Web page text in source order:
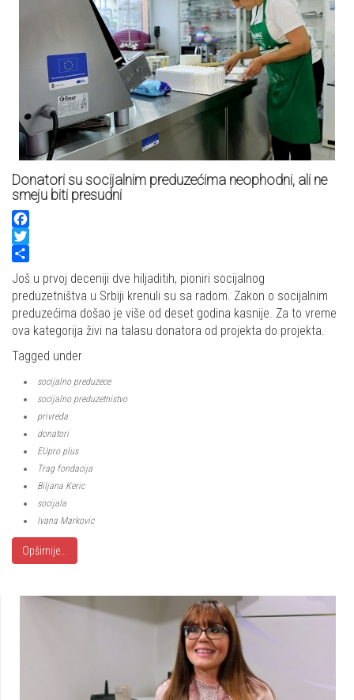
Donatori su socijalnim preduzećima neophodni, ali ne
smeju biti presudni
Facebook
Twitter
Share
Još u prvoj deceniji dve hiljaditih, pioniri socijalnog
preduzetništva u Srbiji krenuli su sa radom. Zakon o socijalnim
preduzećima došao je više od deset godina kasnije. Za to vreme
ova kategorija živi na talasu donatora od projekta do projekta.
Tagged under
socijalno preduzece
socijalno preduzetnistvo
privreda
donatori
EUpro plus
Trag fondacija
Biljana Keric
socijala
Ivana Markovic
Opširnije...